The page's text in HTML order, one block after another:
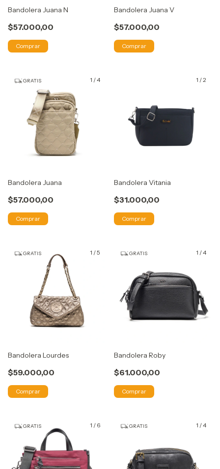
Bandolera Juana N
$57.000,00
Comprar
Bandolera Juana V
$57.000,00
Comprar
1 /4
GRATIS
Bandolera Juana
$57.000,00
Comprar
1 /2
Bandolera Vitania
$31.000,00
Comprar
1 /5
GRATIS
Bandolera Lourdes
$59.000,00
Comprar
1 /4
GRATIS
Bandolera Roby
$61.000,00
Comprar
1 / 6
GRATIS 1 /4
GRATIS